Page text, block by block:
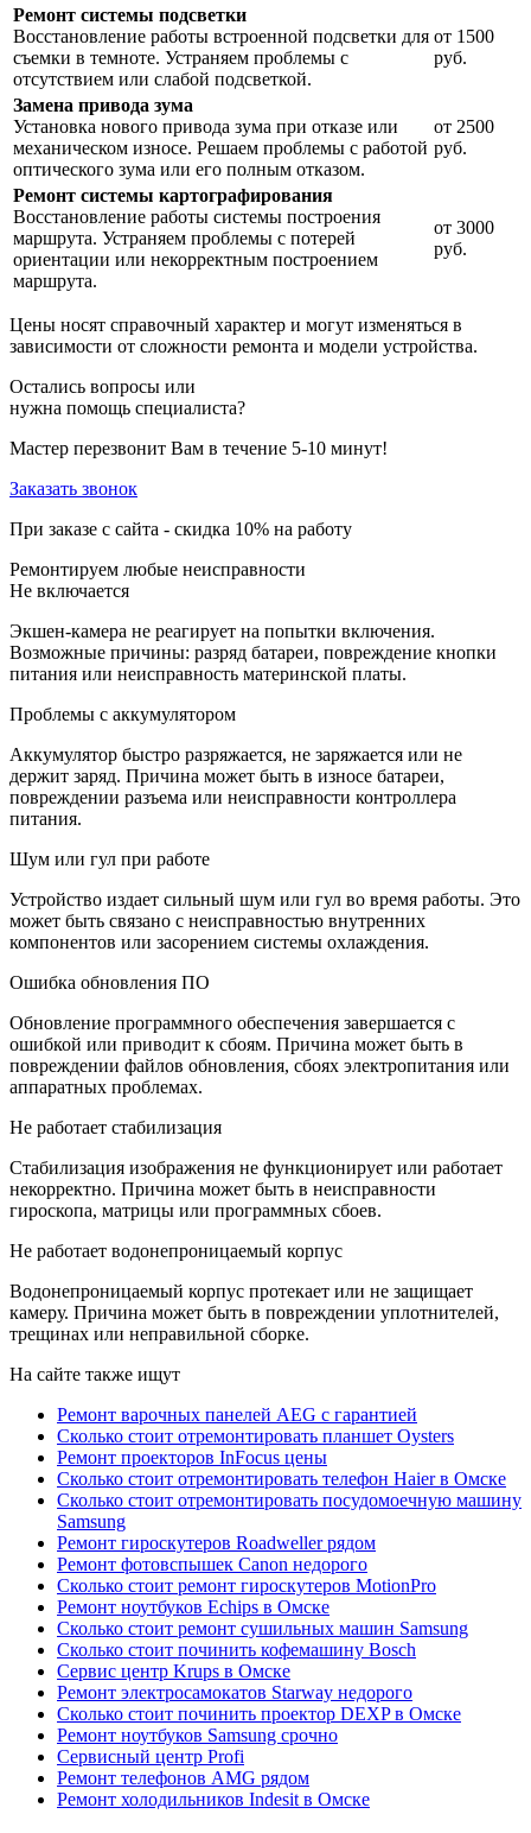
Ремонт системы подсветки
Восстановление работы встроенной подсветки для
съемки в темноте. Устраняем проблемы с
отсутствием или слабой подсветкой.
от 1500
руб.
Замена привода зума
Установка нового привода зума при отказе или
механическом износе. Решаем проблемы с работой
оптического зума или его полным отказом.
от 2500
руб.
Ремонт системы картографирования
Восстановление работы системы построения
маршрута. Устраняем проблемы с потерей
ориентации или некорректным построением
маршрута.
от 3000
руб.
Цены носят справочный характер и могут изменяться в
зависимости от сложности ремонта и модели устройства.
Остались вопросы или
нужна помощь специалиста?
Мастер перезвонит Вам в течение 5-10 минут!
Заказать звонок
При заказе с сайта - скидка 10% на работу
Ремонтируем любые неисправности
Не включается
Экшен-камера не реагирует на попытки включения.
Возможные причины: разряд батареи, повреждение кнопки
питания или неисправность материнской платы.
Проблемы с аккумулятором
Аккумулятор быстро разряжается, не заряжается или не
держит заряд. Причина может быть в износе батареи,
повреждении разъема или неисправности контроллера
питания.
Шум или гул при работе
Устройство издает сильный шум или гул во время работы. Это
может быть связано с неисправностью внутренних
компонентов или засорением системы охлаждения.
Ошибка обновления ПО
Обновление программного обеспечения завершается с
ошибкой или приводит к сбоям. Причина может быть в
повреждении файлов обновления, сбоях электропитания или
аппаратных проблемах.
Не работает стабилизация
Стабилизация изображения не функционирует или работает
некорректно. Причина может быть в неисправности
гироскопа, матрицы или программных сбоев.
Не работает водонепроницаемый корпус
Водонепроницаемый корпус протекает или не защищает
камеру. Причина может быть в повреждении уплотнителей,
трещинах или неправильной сборке.
На сайте также ищут
Ремонт варочных панелей AEG с гарантией
Сколько стоит отремонтировать планшет Oysters
Ремонт проекторов InFocus цены
Сколько стоит отремонтировать телефон Haier в Омске
Сколько стоит отремонтировать посудомоечную машину
Samsung
Ремонт гироскутеров Roadweller рядом
Ремонт фотовспышек Canon недорого
Сколько стоит ремонт гироскутеров MotionPro
Ремонт ноутбуков Echips в Омске
Сколько стоит ремонт сушильных машин Samsung
Сколько стоит починить кофемашину Bosch
Сервис центр Krups в Омске
Ремонт электросамокатов Starway недорого
Сколько стоит починить проектор DEXP в Омске
Ремонт ноутбуков Samsung срочно
Сервисный центр Profi
Ремонт телефонов AMG рядом
Ремонт холодильников Indesit в Омске